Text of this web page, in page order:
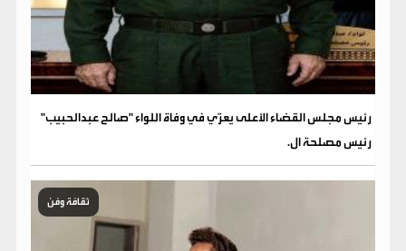
رئيس مجلس القضاء الأعلى يعزّي في وفاة اللواء "صالح عبدالحبيب"
رئيس مصلحة ال.
ثقافة وفن